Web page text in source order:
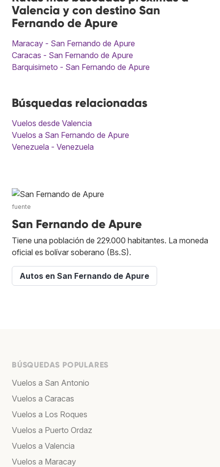
Valencia y con destino San
Fernando de Apure
Maracay - San Fernando de Apure
Caracas - San Fernando de Apure
Barquisimeto - San Fernando de Apure
Búsquedas relacionadas
Vuelos desde Valencia
Vuelos a San Fernando de Apure
Venezuela - Venezuela
fuente
San Fernando de Apure
Tiene una población de 229.000 habitantes. La moneda
oficial es bolívar soberano (Bs.S).
Autos en San Fernando de Apure
BÚSQUEDAS POPULARES
Vuelos a San Antonio
Vuelos a Caracas
Vuelos a Los Roques
Vuelos a Puerto Ordaz
Vuelos a Valencia
Vuelos a Maracay